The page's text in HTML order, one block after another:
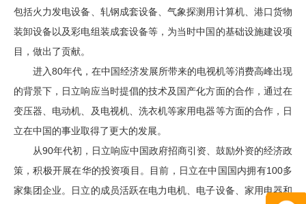
包括火力发电设备、轧钢成套设备、气象探测用计算机、港口货物
装卸设备以及彩电组装成套设备等，为当时中国的基础设施建设项
目，做出了贡献。
进入80年代，在中国经济发展所带来的电视机等消费高峰出现
的背景下，日立响应当时提倡的技术及国产化方面的合作，通过在
变压器、电动机、及电视机、洗衣机等家用电器等方面的合作，日
立在中国的事业取得了更大的发展。
从90年代初，日立响应中国政府招商引资、鼓励外资的经济政
策，积极开展在华的投资项目。目前，日立在中国国内拥有100多
家集团企业。日立的成员活跃在电力电机、电子设备、家用电器和